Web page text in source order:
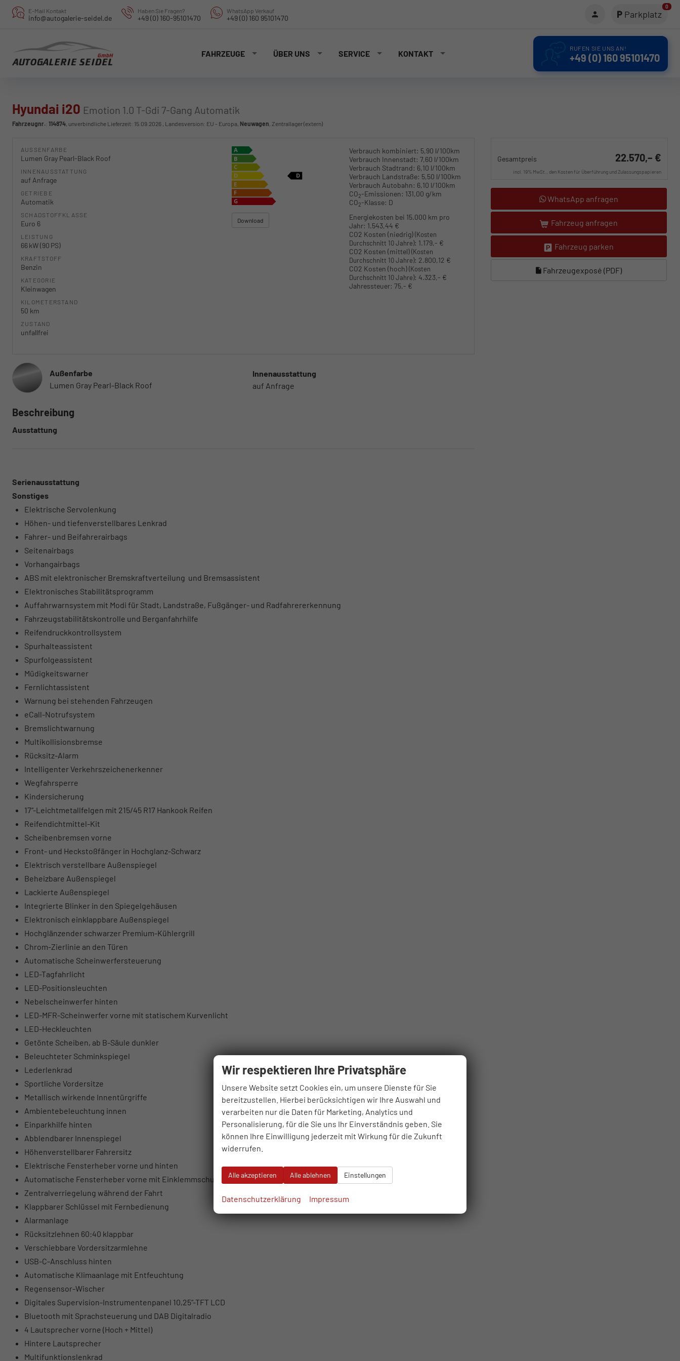
E-Mail Kontakt
info@autogalerie-seidel.de
Haben Sie Fragen?
+49 (0) 160-95101470
WhatsApp Verkauf
+49 (0) 160 95101470 Parkplatz
0
FAHRZEUGE ÜBER UNS SERVICE KONTAKT
RUFEN SIE UNS AN!
+49 (0) 160 95101470
Hyundai i20 Emotion 1.0 T-Gdi 7-Gang Automatik
Fahrzeugnr.: 114874, unverbindliche Lieferzeit: 15.09.2026 , Landesversion: EU - Europa, Neuwagen, Zentrallager (extern)
Gesamtpreis 22.570,– €
incl. 19% MwSt., den Kosten für Überführung und Zulassungspapieren
WhatsApp anfragen
Fahrzeug anfragen
Fahrzeug parken
Fahrzeugexposé (PDF)
AUSSENFARBE
Lumen Gray Pearl-Black Roof
INNENAUSSTATTUNG
auf Anfrage
GETRIEBE
Automatik
SCHADSTOFFKLASSE
Euro 6
LEISTUNG
66 kW (90 PS)
KRAFTSTOFF
Benzin
KATEGORIE
Kleinwagen
KILOMETERSTAND
50 km
ZUSTAND
unfallfrei
Verbrauch kombiniert: 5,90 l/100km
Verbrauch Innenstadt: 7,60 l/100km
Verbrauch Stadtrand: 6,10 l/100km
Verbrauch Landstraße: 5,50 l/100km
Verbrauch Autobahn: 6,10 l/100km
CO2-Emissionen: 131,00 g/km
CO2-Klasse: D
Download
Energiekosten bei 15.000 km pro
Jahr: 1.543,44 €
CO2 Kosten (niedrig)(Kosten
Durchschnitt 10 Jahre): 1.179,- €
CO2 Kosten (mittel)(Kosten
Durchschnitt 10 Jahre): 2.800,12 €
CO2 Kosten (hoch)(Kosten
Durchschnitt 10 Jahre): 4.323,- €
Jahressteuer: 75,- €
Außenfarbe
Lumen Gray Pearl-Black Roof
Innenausstattung
auf Anfrage
Beschreibung
Ausstattung
Serienausstattung
Sonstiges
Elektrische Servolenkung
Höhen- und tiefenverstellbares Lenkrad
Fahrer- und Beifahrerairbags
Seitenairbags
Vorhangairbags
ABS mit elektronischer Bremskraftverteilung und Bremsassistent
Elektronisches Stabilitätsprogramm
Auffahrwarnsystem mit Modi für Stadt, Landstraße, Fußgänger- und Radfahrererkennung
Fahrzeugstabilitätskontrolle und Berganfahrhilfe
Reifendruckkontrollsystem
Spurhalteassistent
Spurfolgeassistent
Müdigkeitswarner
Fernlichtassistent
Warnung bei stehenden Fahrzeugen
eCall-Notrufsystem
Bremslichtwarnung
Multikollisionsbremse
Rücksitz-Alarm
Intelligenter Verkehrszeichenerkenner
Wegfahrsperre
Kindersicherung
17“-Leichtmetallfelgen mit 215/45 R17 Hankook Reifen
Reifendichtmittel-Kit
Scheibenbremsen vorne
Front- und Heckstoßfänger in Hochglanz-Schwarz
Elektrisch verstellbare Außenspiegel
Beheizbare Außenspiegel
Lackierte Außenspiegel
Integrierte Blinker in den Spiegelgehäusen
Elektronisch einklappbare Außenspiegel
Hochglänzender schwarzer Premium-Kühlergrill
Chrom-Zierlinie an den Türen
Automatische Scheinwerfersteuerung
LED-Tagfahrlicht
LED-Positionsleuchten
Nebelscheinwerfer hinten
LED-MFR-Scheinwerfer vorne mit statischem Kurvenlicht
LED-Heckleuchten
Getönte Scheiben, ab B-Säule dunkler
Beleuchteter Schminkspiegel
Lederlenkrad
Sportliche Vordersitze
Metallisch wirkende Innentürgriffe
Ambientebeleuchtung innen
Einparkhilfe hinten
Abblendbarer Innenspiegel
Höhenverstellbarer Fahrersitz
Elektrische Fensterheber vorne und hinten
Automatische Fensterheber vorne mit Einklemmschutz
Zentralverriegelung während der Fahrt
Klappbarer Schlüssel mit Fernbedienung
Alarmanlage
Rücksitzlehnen 60:40 klappbar
Verschiebbare Vordersitzarmlehne
USB-C-Anschluss hinten
Automatische Klimaanlage mit Entfeuchtung
Regensensor-Wischer
Digitales Supervision-Instrumentenpanel 10,25“-TFT LCD
Bluetooth mit Sprachsteuerung und DAB Digitalradio
4 Lautsprecher vorne (Hoch + Mittel)
Hintere Lautsprecher
Multifunktionslenkrad
Wir respektieren Ihre Privatsphäre
Unsere Website setzt Cookies ein, um unsere Dienste für Sie
bereitzustellen. Hierbei berücksichtigen wir Ihre Auswahl und
verarbeiten nur die Daten für Marketing, Analytics und
Personalisierung, für die Sie uns Ihr Einverständnis geben. Sie
können Ihre Einwilligung jederzeit mit Wirkung für die Zukunft
widerrufen.
Alle akzeptieren Alle ablehnen Einstellungen
Datenschutzerklärung Impressum